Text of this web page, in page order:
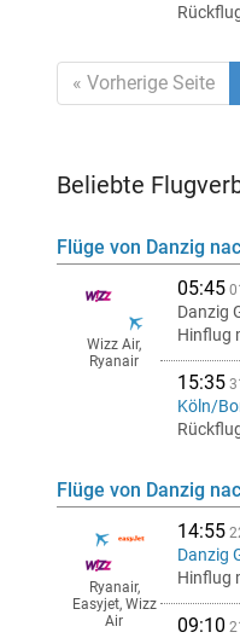
« Vorherige Seite
Beliebte
Flüge von Danzig
05:45
Danzig
Hinflug
15:35
Köln/
Wizz Air,
Ryanair
Flüge von Danzig
14:55
Danzig
Hinflug
09:10
Ryanair,
Easyjet, Wizz
Air